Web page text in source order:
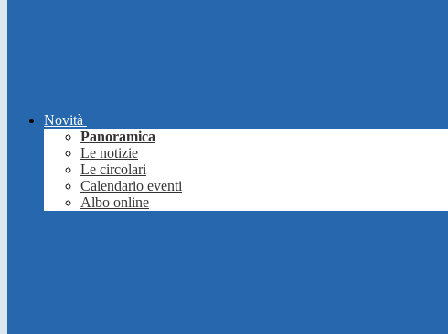
Novità
Panoramica
Le notizie
Le circolari
Calendario eventi
Albo online